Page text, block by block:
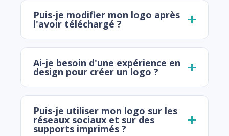
Puis-je modifier mon logo après
l'avoir téléchargé ?
Ai-je besoin d'une expérience en
design pour créer un logo ?
Puis-je utiliser mon logo sur les
réseaux sociaux et sur des
supports imprimés ?